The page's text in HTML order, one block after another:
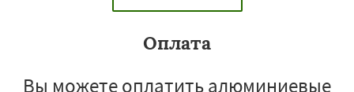
Оплата
Вы можете оплатить алюминиевые